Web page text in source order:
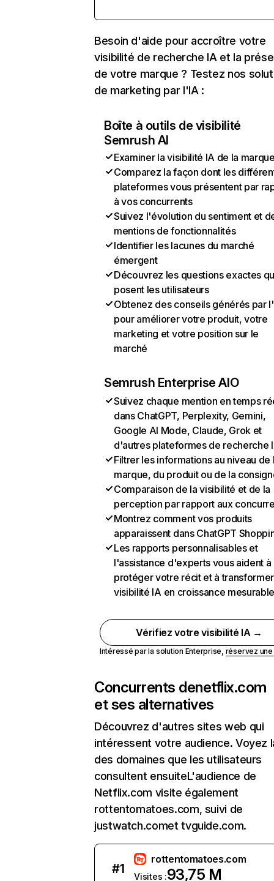
Besoin d'aide pour accroître votre
visibilité de recherche IA et la
de votre marque ? Testez nos
de marketing par l'IA :
Boîte à outils de visibilité
Semrush AI
Examiner la visibilité IA de la
Comparez la façon dont les
plateformes vous présentent par
à vos concurrents
Suivez l'évolution du sentiment et
mentions de fonctionnalités
Identifier les lacunes du marché
émergent
Découvrez les questions exactes
posent les utilisateurs
Obtenez des conseils générés par
pour améliorer votre produit, votre
marketing et votre position sur le
marché
Semrush Enterprise AIO
Suivez chaque mention en temps
dans ChatGPT, Perplexity, Gemini,
Google AI Mode, Claude, Grok et
d'autres plateformes de recherche
Filtrer les informations au niveau de
marque, du produit ou de la
Comparaison de la visibilité et de la
perception par rapport aux
Montrez comment vos produits
apparaissent dans ChatGPT
Les rapports personnalisables et
l'assistance d'experts vous aident à
protéger votre récit et à
visibilité IA en croissance
Vérifiez votre visibilité IA →
Intéressé par la solution Enterprise, réservez
Concurrents denetflix.com
et ses alternatives
Découvrez d'autres sites web qui
intéressent votre audience. Voyez
des domaines que les utilisateurs
consultent ensuiteL'audience de
Netflix.com visite également
rottentomatoes.com, suivi de
justwatch.comet tvguide.com.
#1
rottentomatoes.com
Visites :93,75 M